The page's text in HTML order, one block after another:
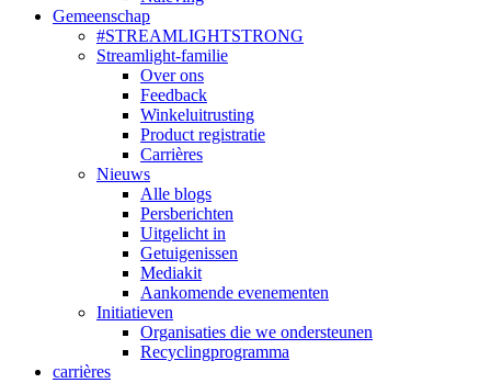
Gemeenschap
#STREAMLIGHTSTRONG
Streamlight-familie
Over ons
Feedback
Winkeluitrusting
Product registratie
Carrières
Nieuws
Alle blogs
Persberichten
Uitgelicht in
Getuigenissen
Mediakit
Aankomende evenementen
Initiatieven
Organisaties die we ondersteunen
Recyclingprogramma
carrières